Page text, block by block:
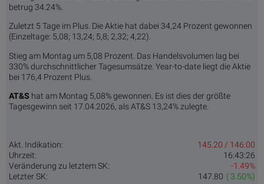
betrug 34.24%.
Zuletzt 5 Tage im Plus. Die Aktie hat dabei 34,24 Prozent gewonnen
(Einzeltage: 5,08; 13,24; 5,8; 2,32; 4,22).
Stieg am Montag um 5,08 Prozent. Das Handelsvolumen lag bei
330% durchschnittlicher Tagesumsätze. Year-to-date liegt die Aktie
bei 176,4 Prozent Plus.
AT&S hat am Montag 5,08% gewonnen. Es ist dies der größte
Tagesgewinn seit 17.04.2026, als AT&S 13,24% zulegte.
Akt. Indikation:
145.20 / 146.00
Uhrzeit:
16:43:26
Veränderung zu letztem SK:
-1.49%
Letzter SK:
( 3.50%)
147.80